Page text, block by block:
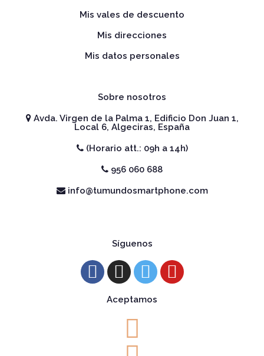
Mis vales de descuento
Mis direcciones
Mis datos personales
Sobre nosotros
Avda. Virgen de la Palma 1, Edificio Don Juan 1,
Local 6, Algeciras, España
(Horario att.: 09h a 14h)
956 060 688
info@tumundosmartphone.com
Síguenos
Aceptamos